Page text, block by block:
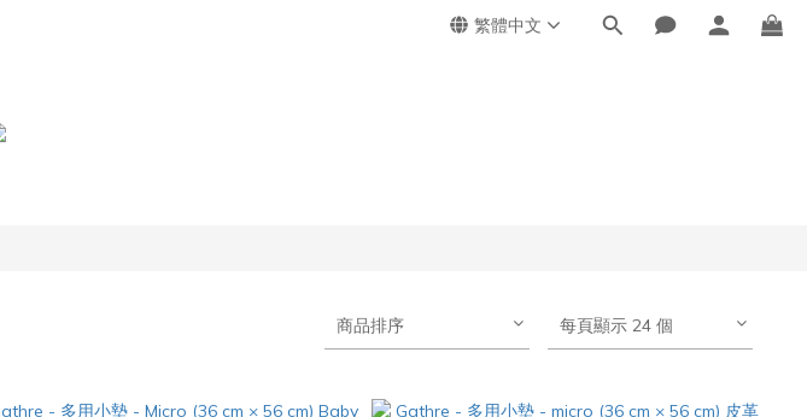
繁體中文
商品排序 每頁顯示 24 個